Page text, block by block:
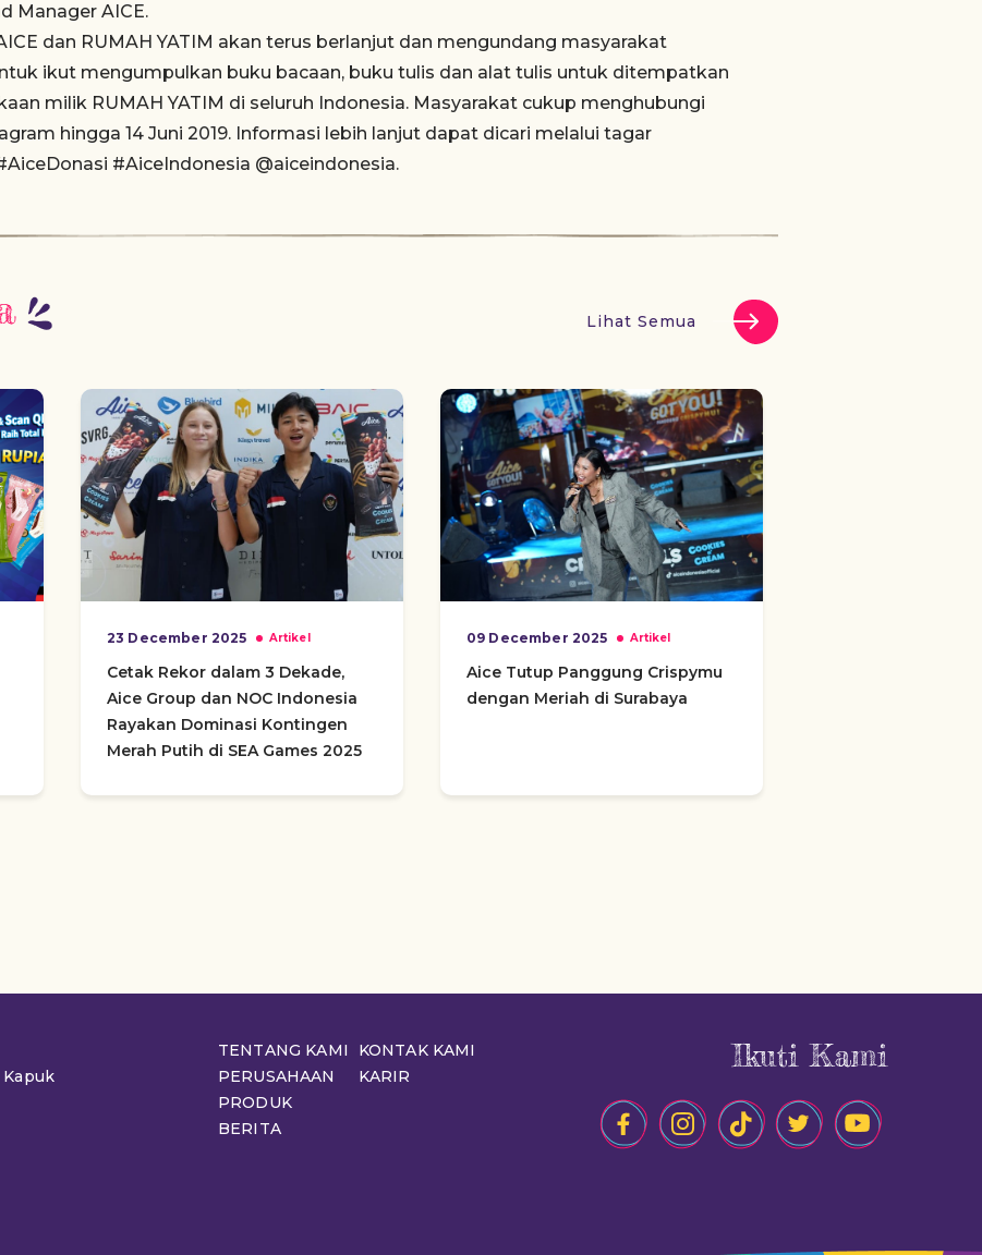
Manager AICE.
dan RUMAH YATIM akan terus berlanjut dan mengundang masyarakat
ikut mengumpulkan buku bacaan, buku tulis dan alat tulis untuk ditempatkan
milik RUMAH YATIM di seluruh Indonesia. Masyarakat cukup menghubungi
hingga 14 Juni 2019. Informasi lebih lanjut dapat dicari melalui tagar
#AiceIndonesia @aiceindonesia.
Lihat Semua
23 December 2025 Artikel
Cetak Rekor dalam 3 Dekade,
Aice Group dan NOC Indonesia
Rayakan Dominasi Kontingen
Merah Putih di SEA Games 2025
09 December 2025 Artikel
Aice Tutup Panggung Crispymu
dengan Meriah di Surabaya
TENTANG KAMI
PERUSAHAAN
PRODUK
BERITA
KONTAK KAMI
KARIR
Ikuti Kami